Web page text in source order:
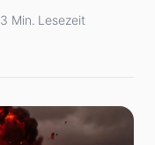
3 Min. Lesezeit